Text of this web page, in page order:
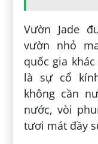
Vườn Jade
vườn nhỏ
quốc gia
là sự cổ
không cần
nước, vòi
tươi mát đầy